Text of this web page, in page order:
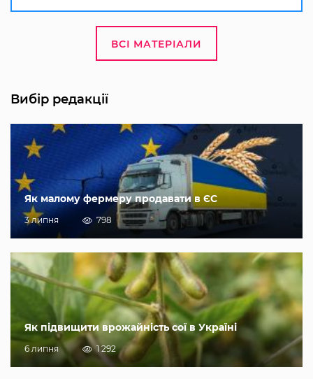
ВСІ МАТЕРІАЛИ
Вибір редакції
Як малому фермеру продавати в ЄС
3 липня 798
Як підвищити врожайність сої в Україні
6 липня 1 292